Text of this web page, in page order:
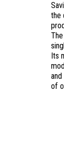
the
The
Its
of